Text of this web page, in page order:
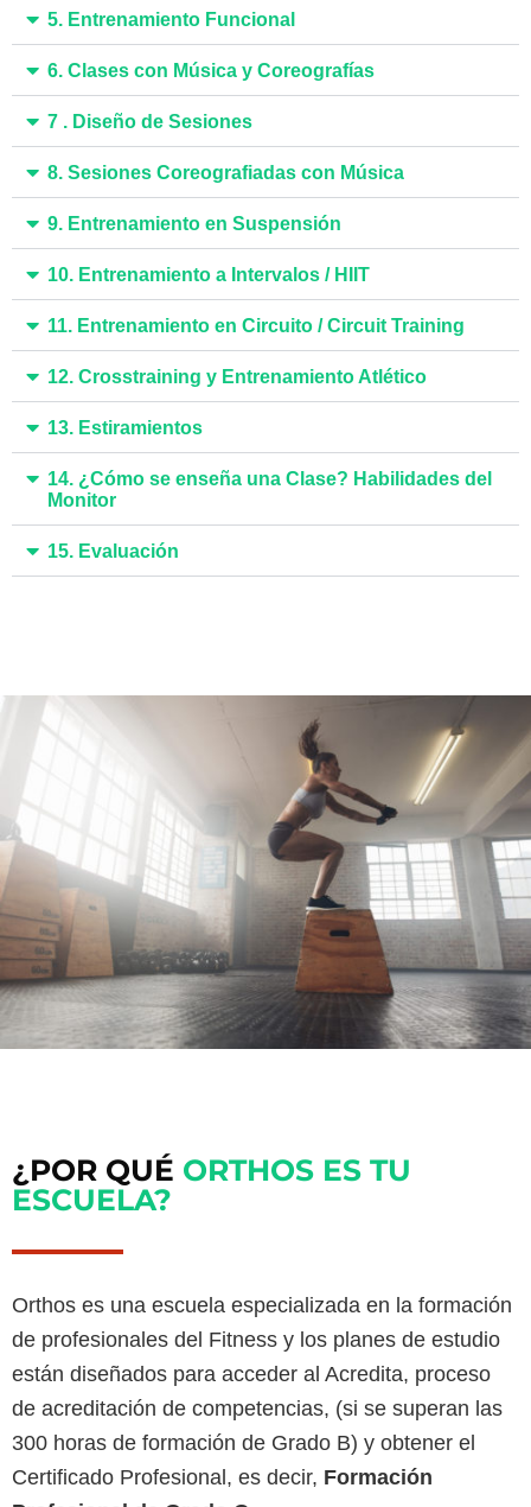
5. Entrenamiento Funcional
6. Clases con Música y Coreografías
7 . Diseño de Sesiones
8. Sesiones Coreografiadas con Música
9. Entrenamiento en Suspensión
10. Entrenamiento a Intervalos / HIIT
11. Entrenamiento en Circuito / Circuit Training
12. Crosstraining y Entrenamiento Atlético
13. Estiramientos
14. ¿Cómo se enseña una Clase? Habilidades del
Monitor
15. Evaluación
¿POR QUÉ ORTHOS ES TU
ESCUELA?
Orthos es una escuela especializada en la formación
de profesionales del Fitness y los planes de estudio
están diseñados para acceder al Acredita, proceso
de acreditación de competencias, (si se superan las
300 horas de formación de Grado B) y obtener el
Certificado Profesional, es decir, Formación